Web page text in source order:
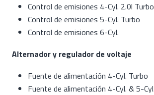
Control de emisiones 4-Cyl. 2.0l Turbo
Control de emisiones 5-Cyl. Turbo
Control de emisiones 6-Cyl.
Alternador y regulador de voltaje
Fuente de alimentación 4-Cyl. Turbo
Fuente de alimentación 4-Cyl. & 5-